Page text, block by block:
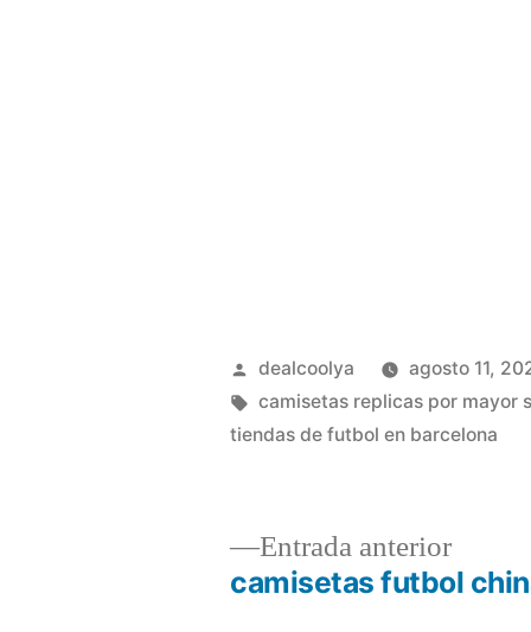
Publicado
por
dealcoolya agosto 11,
Etiquetas:
camisetas replicas por mayor
tiendas de futbol en barcelona
Navegación
Entrada anteriorEntrada
camisetas futbol